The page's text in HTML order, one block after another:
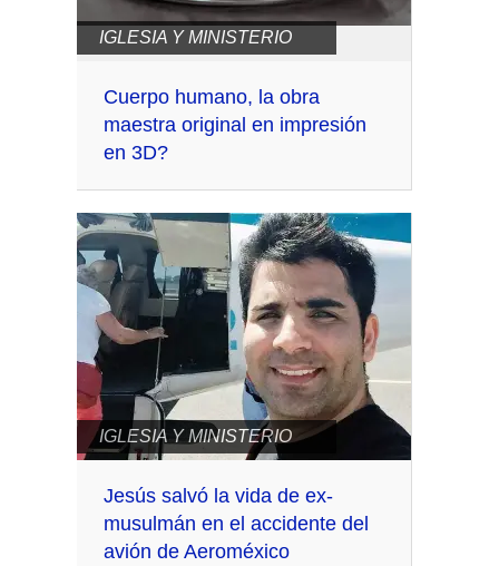
IGLESIA Y MINISTERIO
Cuerpo humano, la obra
maestra original en impresión
en 3D?
IGLESIA Y MINISTERIO
Jesús salvó la vida de ex-
musulmán en el accidente del
avión de Aeroméxico